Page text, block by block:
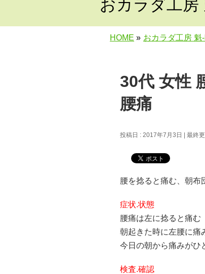
おカラダ工房
HOME » おカラダ工房 魁
30代 女性
腰痛
投稿日 : 2017年7月3日 最終
腰を捻ると痛む、朝布
症状.状態
腰痛は左に捻ると痛む
朝起きた時に左腰に痛
今日の朝から痛みがひ
検査.確認